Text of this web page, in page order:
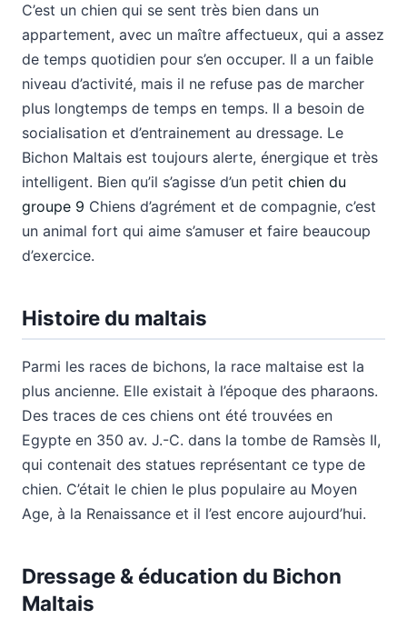
C’est un chien qui se sent très bien dans un
appartement, avec un maître affectueux, qui a assez
de temps quotidien pour s’en occuper. Il a un faible
niveau d’activité, mais il ne refuse pas de marcher
plus longtemps de temps en temps. Il a besoin de
socialisation et d’entrainement au dressage. Le
Bichon Maltais est toujours alerte, énergique et très
intelligent. Bien qu’il s’agisse d’un petit chien du
groupe 9 Chiens d’agrément et de compagnie, c’est
un animal fort qui aime s’amuser et faire beaucoup
d’exercice.
Histoire du maltais
Parmi les races de bichons, la race maltaise est la
plus ancienne. Elle existait à l’époque des pharaons.
Des traces de ces chiens ont été trouvées en
Egypte en 350 av. J.-C. dans la tombe de Ramsès II,
qui contenait des statues représentant ce type de
chien. C’était le chien le plus populaire au Moyen
Age, à la Renaissance et il l’est encore aujourd’hui.
Dressage & éducation du Bichon
Maltais